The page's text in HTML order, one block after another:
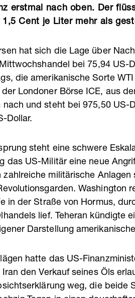
erstmal nach oben. Der
Cent je Liter mehr als
hat sich die Lage über
bei 75,94 US-
die amerikanische Sorte
Londoner Börse ICE, aus
und steht bei 975,50 US-
Dollar.
steht eine schwere
das US-Militär eine neue
zahlreiche militärische
Washington
in der Straße von Hormus,
lief. Teheran kündigte
Darstellung
hatte das US-
den Verkauf seines Öls
weg, die beide